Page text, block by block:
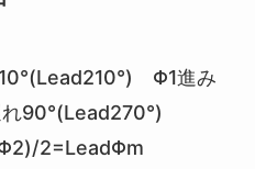
Φ1進み
90°(Lead270°)
2=LeadΦm